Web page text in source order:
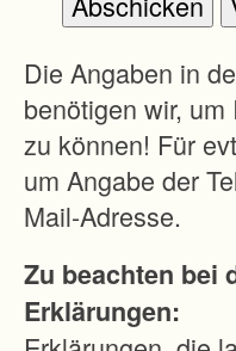
Die Angaben in
benötigen wir,
zu können! Für
um Angabe der
Mail-Adresse.
Zu beachten bei
Erklärungen: